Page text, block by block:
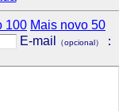
100 Mais novo 50
E-mail （opcional） ：